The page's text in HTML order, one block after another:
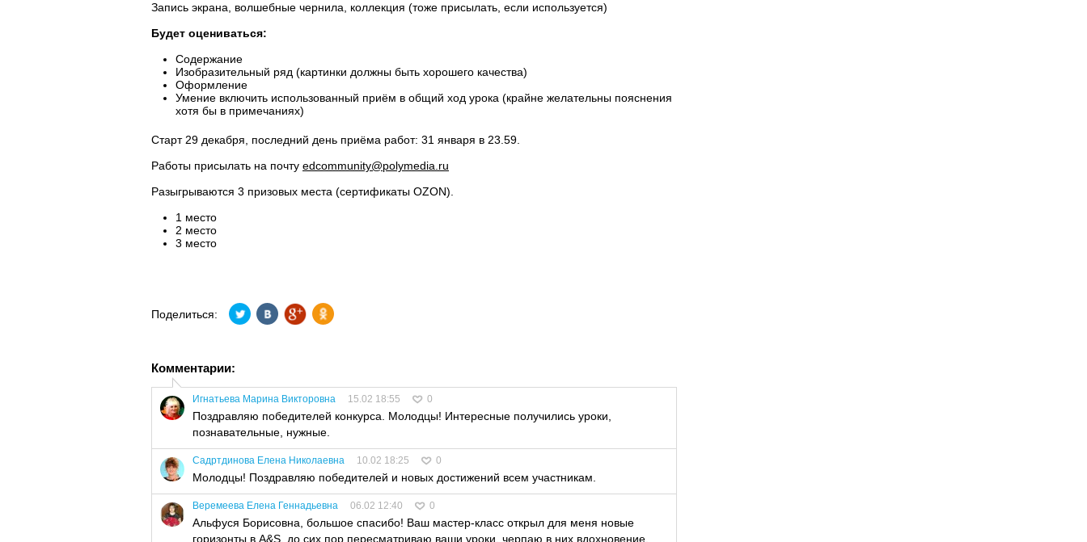
Запись экрана, волшебные чернила, коллекция (тоже присылать, если используется)
Будет оцениваться:
Содержание
Изобразительный ряд (картинки должны быть хорошего качества)
Оформление
Умение включить использованный приём в общий ход урока (крайне желательны пояснения
хотя бы в примечаниях)
Старт 29 декабря, последний день приёма работ: 31 января в 23.59.
Работы присылать на почту edcommunity@polymedia.ru
Разыгрываются 3 призовых места (сертификаты OZON).
1 место
2 место
3 место
Поделиться:
Комментарии:
Игнатьева Марина Викторовна 15.02 18:55 0
Поздравляю победителей конкурса. Молодцы! Интересные получились уроки,
познавательные, нужные.
Садртдинова Елена Николаевна 10.02 18:25 0
Молодцы! Поздравляю победителей и новых достижений всем участникам.
Веремеева Елена Геннадьевна 06.02 12:40 0
Альфуся Борисовна, большое спасибо! Ваш мастер-класс открыл для меня новые
горизонты в A&S, до сих пор пересматриваю ваши уроки, черпаю в них вдохновение.